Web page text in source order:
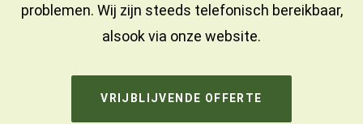
problemen. Wij zijn steeds telefonisch bereikbaar,
alsook via onze website.
VRIJBLIJVENDE OFFERTE